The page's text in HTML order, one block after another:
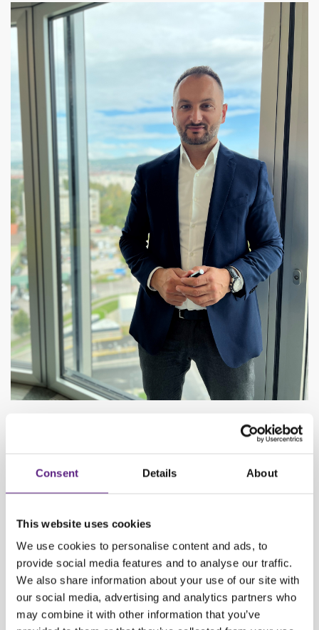
Consent Details About
This website uses cookies
We use cookies to personalise content and ads, to
provide social media features and to analyse our traffic.
We also share information about your use of our site with
our social media, advertising and analytics partners who
may combine it with other information that you’ve
CRO Race utrke. Ova utrka promovira sportsku izvrsnost, mobilnost i
aktivan način života, kojim biciklisti istražuju prirodne ljepote Hrvatske na
održivosti i brige za okoliš koju pokazujemo uvođenjem hibridnih i
električnih automobila u našu flotu. Pored toga, pripremamo nove
proizvode i inovacije vezane uz optimizaciju voznih parkova i dodatnu
digitalizaciju procesa kako bismo unaprijedili korisničko iskustvo i
istovremeno čuvali okoliš."